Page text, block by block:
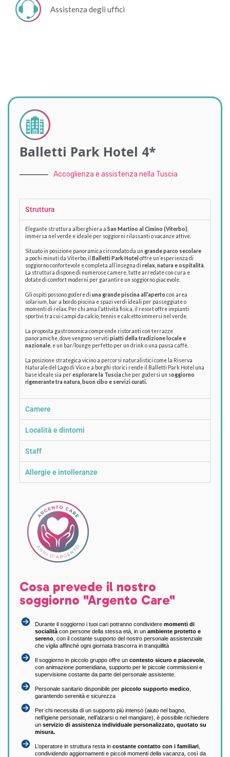
Assistenza degli uffici
Balletti Park Hotel 4*
Accoglienza e assistenza nella Tuscia
Struttura
Elegante struttura alberghiera a San Martino al Cimino (Viterbo)
immersa nel verde e ideale per soggiorni rilassanti o vacanze attive.
Situato in posizione panoramica circondato da un grande parco secolare
a pochi minuti da Viterbo, il Balletti Park Hotel offre un’esperienza di
soggiorno confortevole e completa all’insegna di relax, natura e ospitalità
La struttura dispone di numerose camere, tutte arredate con cura e
dotate di comfort moderni per garantire un soggiorno piacevole.
Gli ospiti possono godere di una grande piscina all’aperto con area
solarium, bar a bordo piscina e spazi verdi ideali per passeggiate o
momenti di relax. Per chi ama l’attività fisica, il resort offre impianti
sportivi tra cui campi da calcio, tennis e calcetto immersi nel verde.
La proposta gastronomica comprende ristoranti con terrazze
panoramiche, dove vengono serviti piatti della tradizione locale e
nazionale , e un bar/lounge perfetto per un drink o una pausa caffè.
La posizione strategica vicino a percorsi naturalistici come la Riserva
Naturale del Lago di Vico e a borghi storici rende il Balletti Park Hotel una
base ideale sia peresplorare la Tuscia che per godersi un soggiorno
rigenerante tra natura, buon cibo e servizi curati.
Camere
Località e dintorni
Staff
Allergie e intolleranze
Cosa prevede il nostro
soggiorno "Argento Care"
Durante il soggiorno i tuoi cari potranno condividere momenti di
socialità con persone della stessa età, in un ambiente protetto e
sereno , con il costante supporto del nostro personale assistenziale
che vigila affinché ogni giornata trascorra in tranquillità
Il soggiorno in piccolo gruppo offre un contesto sicuro e piacevole
con animazione pomeridiana, supporto per le piccole commissioni e
supervisione costante da parte del personale assistente.
Personale sanitario disponibile per piccolo supporto medico
garantendo serenità e sicurezza
Per chi necessita di un supporto più intenso (aiuto nel bagno,
nell’igiene personale, nell’alzarsi o nel mangiare), è possibile richiedere
un servizio di assistenza individuale personalizzato, quotato su
misura.
L’operatore in struttura resta in costante contatto con i familiari
condividendo aggiornamenti e piccoli momenti della vacanza, così da